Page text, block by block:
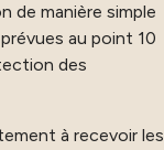
de manière simple
au point 10
des
à recevoir les